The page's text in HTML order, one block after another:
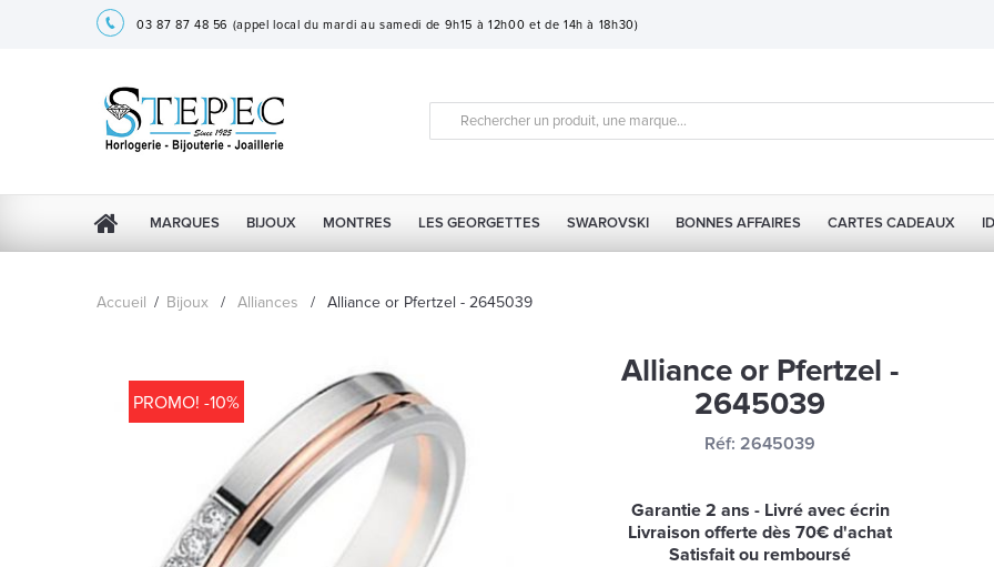
03 87 87 48 56 (appel local du mardi au samedi de 9h15 à 12h00 et de 14h à 18h30)
MARQUES BIJOUX MONTRES LES GEORGETTES SWAROVSKI BONNES AFFAIRES CARTES CADEAUX
Accueil / Bijoux / Alliances / Alliance or Pfertzel - 2645039
PROMO! -10%
Alliance or Pfertzel -
2645039
Réf: 2645039
Garantie 2 ans - Livré avec écrin
Livraison offerte dès 70€ d'achat
Satisfait ou remboursé